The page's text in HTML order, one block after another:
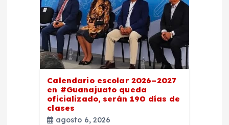
Calendario escolar 2026–2027
en #Guanajuato queda
oficializado, serán 190 días de
clases
agosto 6, 2026